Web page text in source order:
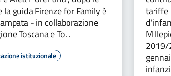
la guida Firenze for Family è
- in collaborazione
Toscana e To...
istituzionale
tariffe
2019/